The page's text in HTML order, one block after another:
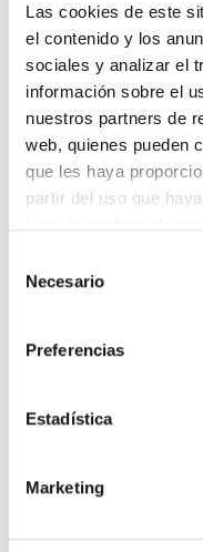
Las cookies de este
el contenido y los
sociales y analizar el
información sobre el
nuestros partners de
web, quienes pueden
que les haya
partir del uso que
Necesario
Preferencias
Estadística
Marketing
Auzolan para
permanente